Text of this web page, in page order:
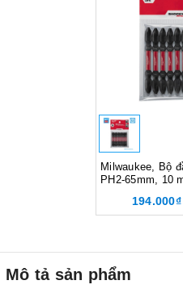
Milwaukee, Bộ
PH2-65mm, 10
194.000₫
Mô tả sản phẩm